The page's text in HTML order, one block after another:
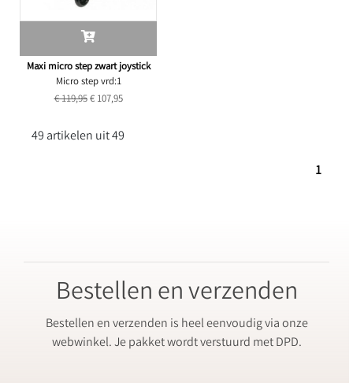
Maxi micro step zwart joystick
Micro step vrd:1
€ 119,95€ 107,95
49 artikelen uit 49
1
Bestellen en verzenden
Bestellen en verzenden is heel eenvoudig via onze
webwinkel. Je pakket wordt verstuurd met DPD.